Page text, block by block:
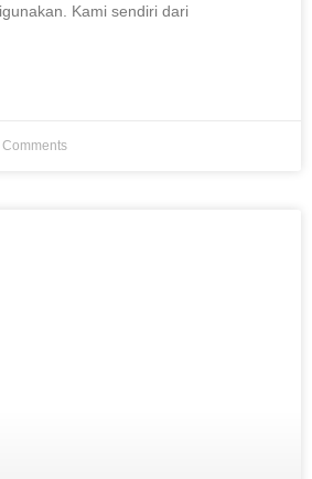
Kami sendiri dari
Comments